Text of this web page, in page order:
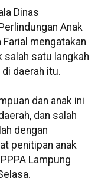
Dinas
Anak
mengatakan
satu langkah
daerah itu.
dan anak ini
dan salah
dengan
penitipan anak
Lampung